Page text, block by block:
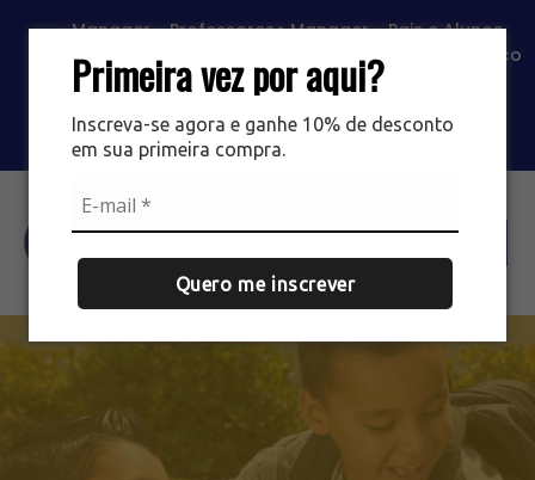
Primeira vez por aqui?
Inscreva-se agora e ganhe 10% de desconto
em sua primeira compra.
Quero me inscrever
Manager - Professores
Manager - Pais e Alunos
Portal SAS
Classroom
Trabalhe Conosco
Loja EIPG
Loja Mário Simões